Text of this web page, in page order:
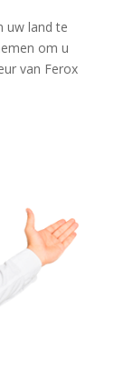
uw land te
om u
van Ferox